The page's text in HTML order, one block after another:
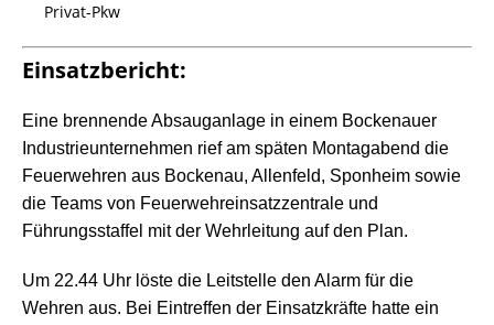
Privat-Pkw
Einsatzbericht:
Eine brennende Absauganlage in einem Bockenauer
Industrieunternehmen rief am späten Montagabend die
Feuerwehren aus Bockenau, Allenfeld, Sponheim sowie
die Teams von Feuerwehreinsatzzentrale und
Führungsstaffel mit der Wehrleitung auf den Plan.
Um 22.44 Uhr löste die Leitstelle den Alarm für die
Wehren aus. Bei Eintreffen der Einsatzkräfte hatte ein